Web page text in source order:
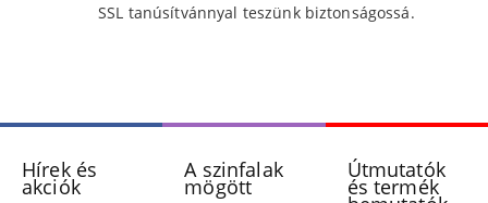
SSL tanúsítvánnyal teszünk biztonságossá.
Hírek és
akciók
A szinfalak
mögött
Útmutatók
és termék